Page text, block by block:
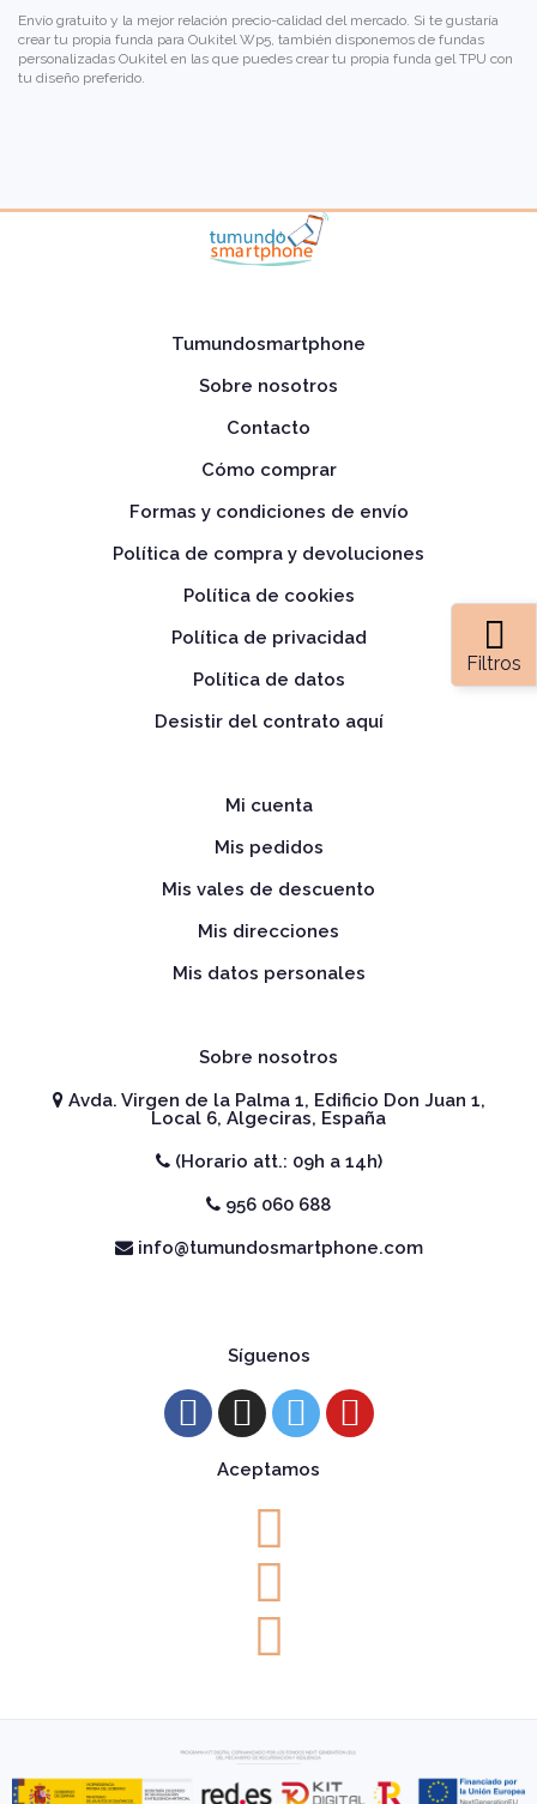
Filtros
Envío gratuito y la mejor relación precio-calidad del mercado. Si te gustaría
crear tu propia funda para Oukitel Wp5, también disponemos de fundas
personalizadas Oukitelen las que puedes crear tu propia funda gel TPU con
tu diseño preferido.
Tumundosmartphone
Sobre nosotros
Contacto
Cómo comprar
Formas y condiciones de envío
Política de compra y devoluciones
Política de cookies
Política de privacidad
Política de datos
Desistir del contrato aquí
Mi cuenta
Mis pedidos
Mis vales de descuento
Mis direcciones
Mis datos personales
Sobre nosotros
Avda. Virgen de la Palma 1, Edificio Don Juan 1,
Local 6, Algeciras, España
(Horario att.: 09h a 14h)
956 060 688
info@tumundosmartphone.com
Síguenos
Aceptamos